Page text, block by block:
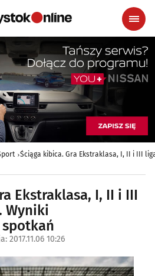
Ściąga kibica. Gra Ekstraklasa, I, II i III
Ekstraklasa, I, II i III
Wyniki
2017.11.06 10:26